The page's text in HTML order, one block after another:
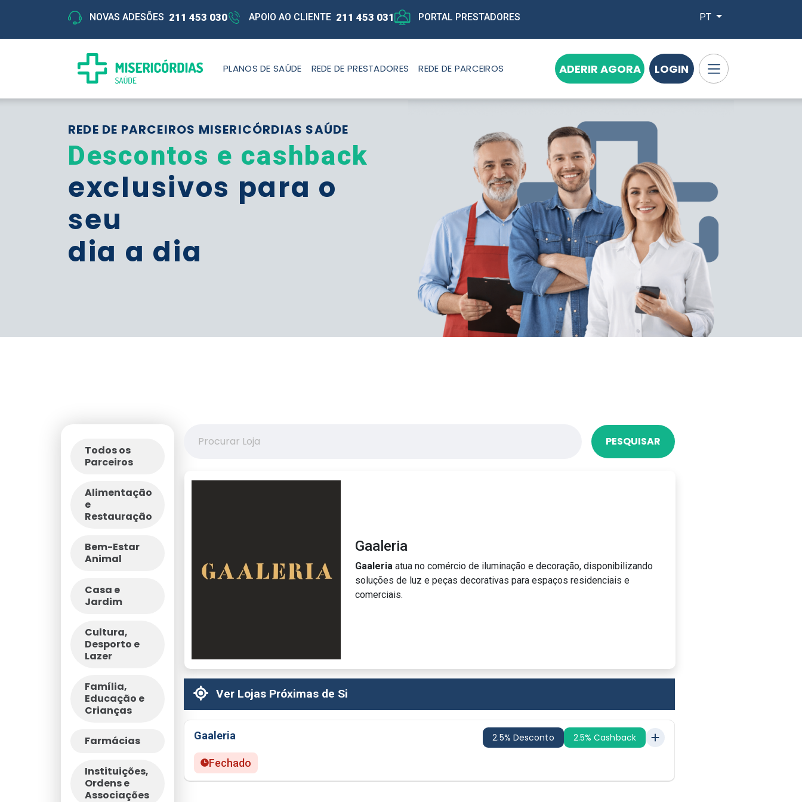
NOVAS ADESÕES 211 453 030 APOIO AO CLIENTE 211 453 031 PORTAL PRESTADORES PT
PLANOS DE SAÚDE REDE DE PRESTADORES REDE DE PARCEIROS ADERIR AGORA LOGIN
REDE DE PARCEIROS MISERICÓRDIAS SAÚDE
Descontos e cashback
exclusivos para o
seu
dia a dia
Todos os
Parceiros
Alimentação
e
Restauração
Bem-Estar
Animal
Casa e
Jardim
Cultura,
Desporto e
Lazer
Família,
Educação e
Crianças
Farmácias
Instituições,
Ordens e
Associações
PESQUISAR
Gaaleria
Gaaleria atua no comércio de iluminação e decoração, disponibilizando
soluções de luz e peças decorativas para espaços residenciais e
comerciais.
Ver Lojas Próximas de Si
Gaaleria 2.5% Desconto 2.5% Cashback
Fechado